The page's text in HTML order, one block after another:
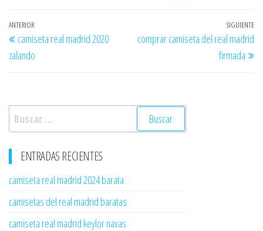
Navegación
de
entradas
Entrada
anterior
ANTERIOR
camiseta real madrid 2020
zalando
SIGUIENTE
comprar camiseta del real madrid
firmada
Buscar:
ENTRADAS RECIENTES
camiseta real madrid 2024 barata
camisetas del real madrid baratas
camiseta real madrid keylor navas